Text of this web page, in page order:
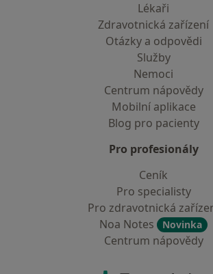
Lékaři
Zdravotnická zařízení
Otázky a odpovědi
Služby
Nemoci
Centrum nápovědy
Mobilní aplikace
Blog pro pacienty
Pro profesionály
Ceník
Pro specialisty
Pro zdravotnická
Noa Notes
Novinka
Centrum nápovědy